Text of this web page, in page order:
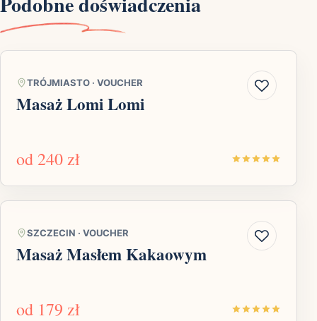
TRÓJMIASTO · VOUCHER
Masaż Lomi Lomi
od 240 zł
SZCZECIN · VOUCHER
Masaż Masłem Kakaowym
od 179 zł